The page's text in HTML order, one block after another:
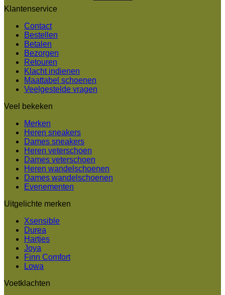
Klantenservice
Contact
Bestellen
Betalen
Bezorgen
Retouren
Klacht indienen
Maattabel schoenen
Veelgestelde vragen
Veel bekeken
Merken
Heren sneakers
Dames sneakers
Heren veterschoen
Dames veterschoen
Heren wandelschoenen
Dames wandelschoenen
Evenementen
Uitgelichte merken
Xsensible
Durea
Hartjes
Joya
Finn Comfort
Lowa
Voetklachten